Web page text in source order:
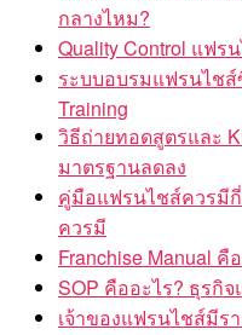
กลางไหม?
Quality Control แฟร
ระบบอบรมแฟรนไชส์
Training
วิธีถ่ายทอดสูตรและ
มาตรฐานลดลง
คู่มือแฟรนไชส์ควรมี
ควรมี
Franchise Manual คื
SOP คืออะไร? ธุรกิ
เจ้าของแฟรนไชส์มีร